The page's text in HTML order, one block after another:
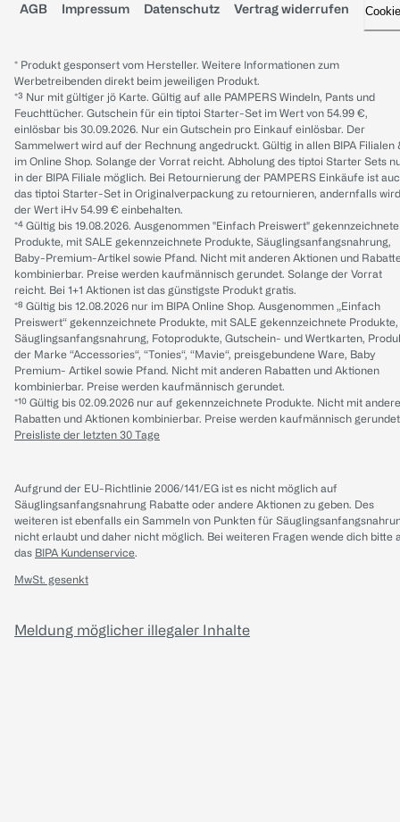
AGB Impressum Datenschutz Vertrag widerrufen
* Produkt gesponsert vom Hersteller. Weitere Informationen zum
Werbetreibenden direkt beim jeweiligen Produkt.
*³ Nur mit gültiger jö Karte. Gültig auf alle PAMPERS Windeln, Pants und
Feuchttücher. Gutschein für ein tiptoi Starter-Set im Wert von 54.99 €,
einlösbar bis 30.09.2026. Nur ein Gutschein pro Einkauf einlösbar. Der
Sammelwert wird auf der Rechnung angedruckt. Gültig in allen BIPA Filialen
im Online Shop. Solange der Vorrat reicht. Abholung des tiptoi Starter Sets
in der BIPA Filiale möglich. Bei Retournierung der PAMPERS Einkäufe ist
das tiptoi Starter-Set in Originalverpackung zu retournieren, andernfalls wird
der Wert iHv 54.99 € einbehalten.
*⁴ Gültig bis 19.08.2026. Ausgenommen "Einfach Preiswert" gekennzeichnete
Produkte, mit SALE gekennzeichnete Produkte, Säuglingsanfangsnahrung,
Baby-Premium-Artikel sowie Pfand. Nicht mit anderen Aktionen und
kombinierbar. Preise werden kaufmännisch gerundet. Solange der Vorrat
reicht. Bei 1+1 Aktionen ist das günstigste Produkt gratis.
*⁸ Gültig bis 12.08.2026 nur im BIPA Online Shop. Ausgenommen „Einfach
Preiswert“ gekennzeichnete Produkte, mit SALE gekennzeichnete Produkte,
Säuglingsanfangsnahrung, Fotoprodukte, Gutschein- und Wertkarten,
der Marke “Accessories“, “Tonies“, “Mavie“, preisgebundene Ware, Baby
Premium- Artikel sowie Pfand. Nicht mit anderen Rabatten und Aktionen
kombinierbar. Preise werden kaufmännisch gerundet.
*¹⁰ Gültig bis 02.09.2026 nur auf gekennzeichnete Produkte. Nicht mit
Rabatten und Aktionen kombinierbar. Preise werden kaufmännisch
Preisliste der letzten 30 Tage
Aufgrund der EU-Richtlinie 2006/141/EG ist es nicht möglich auf
Säuglingsanfangsnahrung Rabatte oder andere Aktionen zu geben. Des
weiteren ist ebenfalls ein Sammeln von Punkten für
nicht erlaubt und daher nicht möglich. Bei weiteren Fragen wende dich bitte
das BIPA Kundenservice.
MwSt. gesenkt
Meldung möglicher illegaler Inhalte